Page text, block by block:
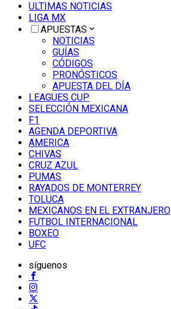
ULTIMAS NOTICIAS
LIGA MX
APUESTAS
NOTICIAS
GUÍAS
CÓDIGOS
PRONÓSTICOS
APUESTA DEL DÍA
LEAGUES CUP
SELECCIÓN MEXICANA
F1
AGENDA DEPORTIVA
AMERICA
CHIVAS
CRUZ AZUL
PUMAS
RAYADOS DE MONTERREY
TOLUCA
MEXICANOS EN EL EXTRANJERO
FUTBOL INTERNACIONAL
BOXEO
UFC
síguenos